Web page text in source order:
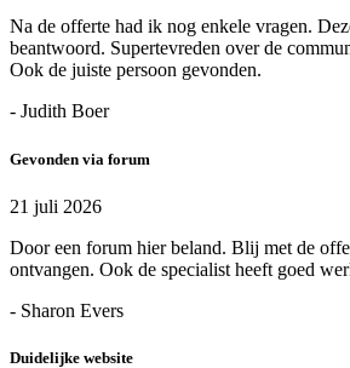
Na de offerte had ik nog enkele vragen.
beantwoord. Supertevreden over de
Ook de juiste persoon gevonden.
- Judith Boer
Gevonden via forum
21 juli 2026
Door een forum hier beland. Blij met de
ontvangen. Ook de specialist heeft goed
- Sharon Evers
Duidelijke website